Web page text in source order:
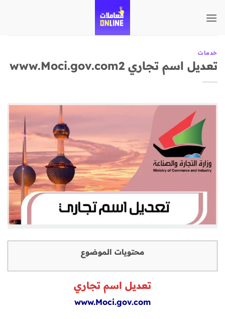
للمحتوى
خدمات
تعديل اسم تجاري www.Moci.gov.com2
محتويات الموضوع
تعديل اسم تجاري
www.Moci.gov.com